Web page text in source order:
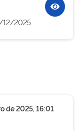
12/2025
de 2025, 16:01